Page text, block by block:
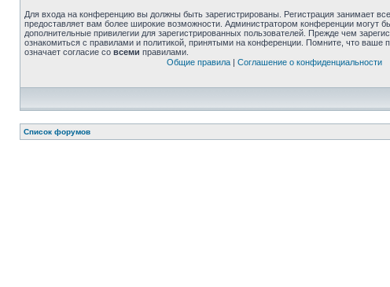
Для входа на конференцию вы должны быть зарегистрированы. Регистрация занимает
предоставляет вам более широкие возможности. Администратором конференции могут
дополнительные привилегии для зарегистрированных пользователей. Прежде чем
ознакомиться с правилами и политикой, принятыми на конференции. Помните, что ваше
означает согласие со всеми правилами.
Общие правила| Соглашение о конфиденциальности
Список форумов